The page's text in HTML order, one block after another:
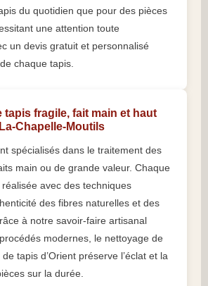
du quotidien que pour des pièces
une attention toute
un devis gratuit et personnalisé
chaque tapis.
tapis fragile, fait main et haut
Chapelle-Moutils
spécialisés dans le traitement des
main ou de grande valeur. Chaque
avec des techniques
des fibres naturelles et des
à notre savoir-faire artisanal
modernes, le nettoyage de
tapis d’Orient préserve l’éclat et la
sur la durée.